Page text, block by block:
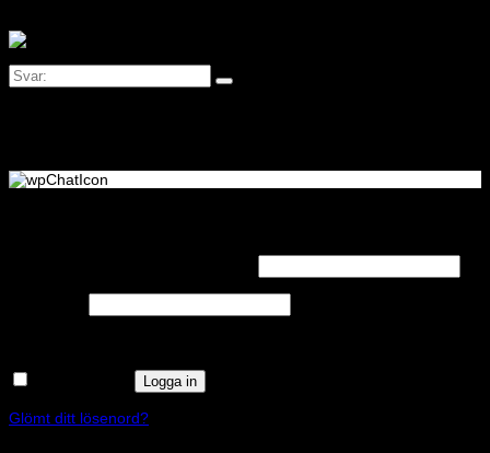
Obligatoriskt
Logga in
Glömt ditt lösenord?